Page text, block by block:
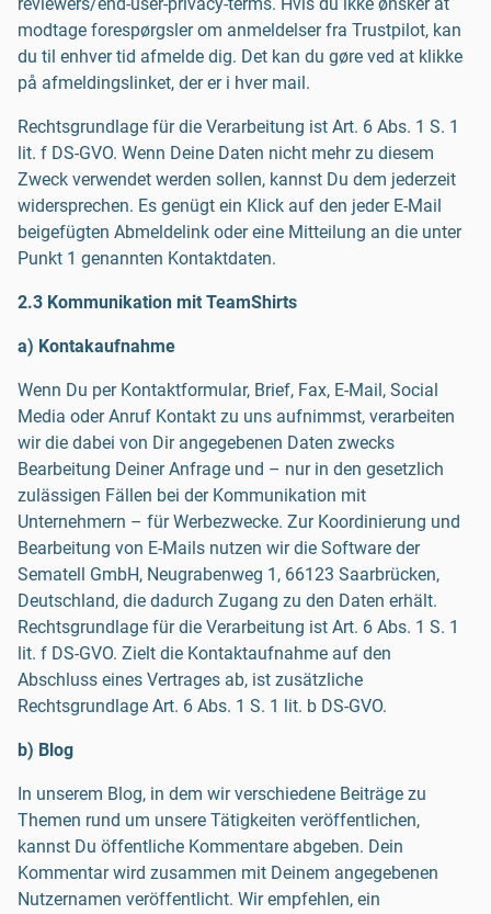
modtage forespørgsler om anmeldelser fra Trustpilot, kan
du til enhver tid afmelde dig. Det kan du gøre ved at klikke
på afmeldingslinket, der er i hver mail.
Rechtsgrundlage für die Verarbeitung ist Art. 6 Abs. 1 S. 1
lit. f DS-GVO. Wenn Deine Daten nicht mehr zu diesem
Zweck verwendet werden sollen, kannst Du dem jederzeit
widersprechen. Es genügt ein Klick auf den jeder E-Mail
beigefügten Abmeldelink oder eine Mitteilung an die unter
Punkt 1 genannten Kontaktdaten.
2.3 Kommunikation mit TeamShirts
a) Kontakaufnahme
Wenn Du per Kontaktformular, Brief, Fax, E-Mail, Social
Media oder Anruf Kontakt zu uns aufnimmst, verarbeiten
wir die dabei von Dir angegebenen Daten zwecks
Bearbeitung Deiner Anfrage und – nur in den gesetzlich
zulässigen Fällen bei der Kommunikation mit
Unternehmern – für Werbezwecke. Zur Koordinierung und
Bearbeitung von E-Mails nutzen wir die Software der
Sematell GmbH, Neugrabenweg 1, 66123 Saarbrücken,
Deutschland, die dadurch Zugang zu den Daten erhält.
Rechtsgrundlage für die Verarbeitung ist Art. 6 Abs. 1 S. 1
lit. f DS-GVO. Zielt die Kontaktaufnahme auf den
Abschluss eines Vertrages ab, ist zusätzliche
Rechtsgrundlage Art. 6 Abs. 1 S. 1 lit. b DS-GVO.
b) Blog
In unserem Blog, in dem wir verschiedene Beiträge zu
Themen rund um unsere Tätigkeiten veröffentlichen,
kannst Du öffentliche Kommentare abgeben. Dein
Kommentar wird zusammen mit Deinem angegebenen
Nutzernamen veröffentlicht. Wir empfehlen, ein